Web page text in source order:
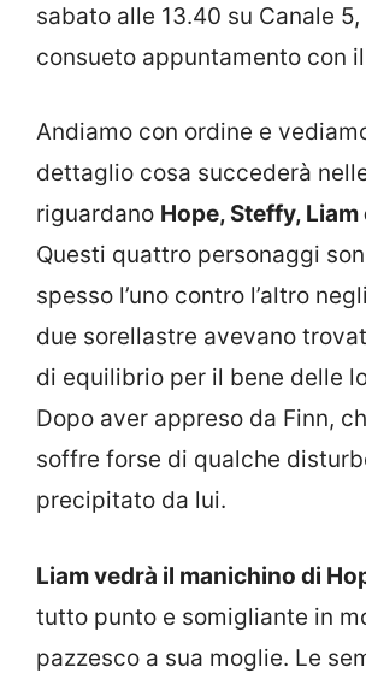
sabato alle 13.40 su Canale
consueto appuntamento con il
Andiamo con ordine e
dettaglio cosa succederà
riguardano Hope, Steffy, Liam
Questi quattro personaggi
spesso l’uno contro l’altro
due sorellastre avevano
di equilibrio per il bene delle
Dopo aver appreso da Finn,
soffre forse di qualche
precipitato da lui.
Liam vedrà il manichino di
tutto punto e somigliante in
pazzesco a sua moglie. Le